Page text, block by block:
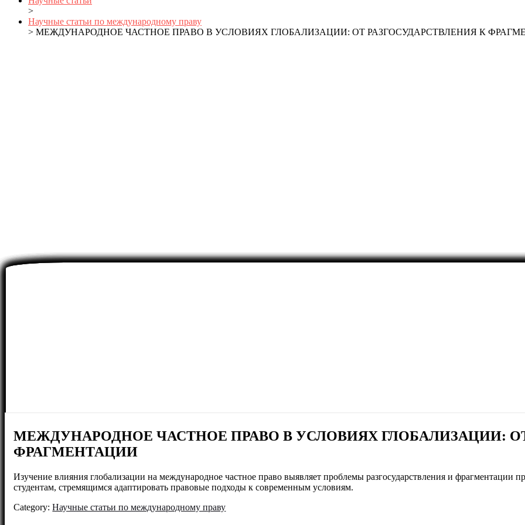
>
Научные статьи по международному праву
> МЕЖДУНАРОДНОЕ ЧАСТНОЕ ПРАВО В УСЛОВИЯХ ГЛОБАЛИЗАЦИИ: ОТ РАЗГОСУДАРСТВЛЕНИЯ К
МЕЖДУНАРОДНОЕ ЧАСТНОЕ ПРАВО В УСЛОВИЯХ ГЛОБАЛИЗАЦИИ:
ФРАГМЕНТАЦИИ
Изучение влияния глобализации на международное частное право выявляет проблемы разгосударствления и фрагментации
студентам, стремящимся адаптировать правовые подходы к современным условиям.
Category:Научные статьи по международному праву